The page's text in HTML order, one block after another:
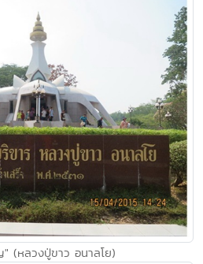
(หลวงปู่ขาว อนาลโย)